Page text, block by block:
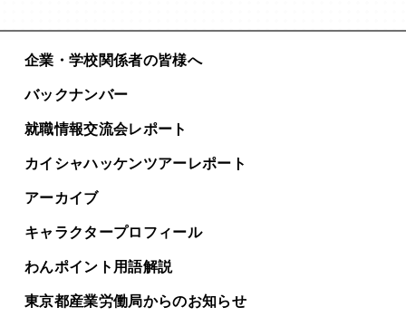
企業・学校関係者の皆様へ
バックナンバー
就職情報交流会レポート
カイシャハッケンツアーレポート
アーカイブ
キャラクタープロフィール
わんポイント用語解説
東京都産業労働局からのお知らせ